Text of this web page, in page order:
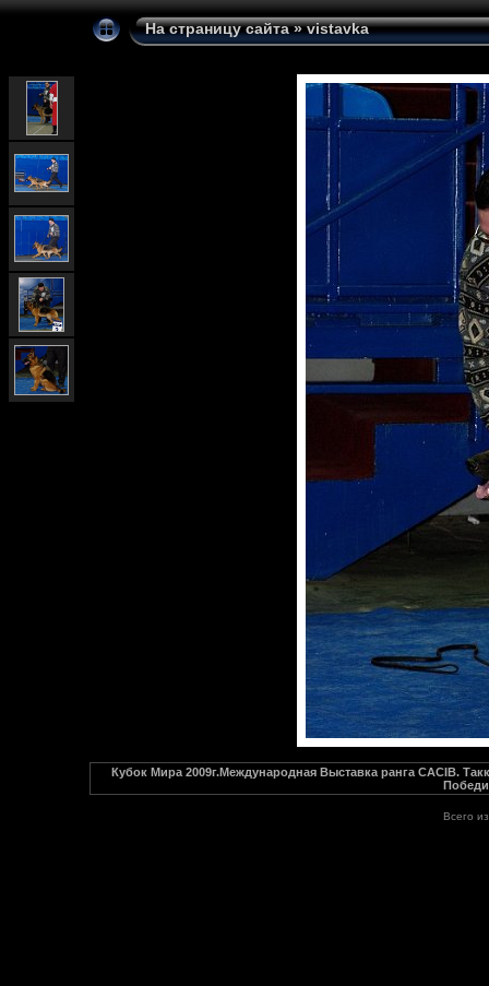
На страницу сайта»vistavka
Кубок Мира 2009г.Международная Выставка ранга CACIB.
Всего